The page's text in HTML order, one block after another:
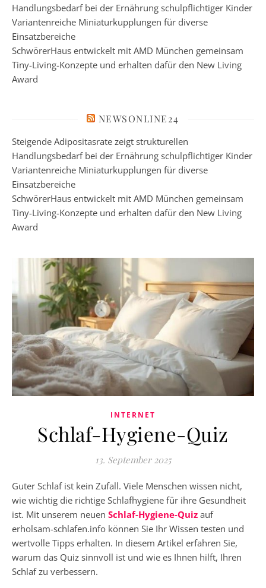
Handlungsbedarf bei der Ernährung schulpflichtiger Kinder
Variantenreiche Miniaturkupplungen für diverse
Einsatzbereiche
SchwörerHaus entwickelt mit AMD München gemeinsam
Tiny-Living-Konzepte und erhalten dafür den New Living
Award
NEWSONLINE24
Steigende Adipositasrate zeigt strukturellen
Handlungsbedarf bei der Ernährung schulpflichtiger Kinder
Variantenreiche Miniaturkupplungen für diverse
Einsatzbereiche
SchwörerHaus entwickelt mit AMD München gemeinsam
Tiny-Living-Konzepte und erhalten dafür den New Living
Award
INTERNET
Schlaf-Hygiene-Quiz
13. September 2025
Guter Schlaf ist kein Zufall. Viele Menschen wissen nicht,
wie wichtig die richtige Schlafhygiene für ihre Gesundheit
ist. Mit unserem neuen Schlaf-Hygiene-Quiz auf
erholsam-schlafen.info können Sie Ihr Wissen testen und
wertvolle Tipps erhalten. In diesem Artikel erfahren Sie,
warum das Quiz sinnvoll ist und wie es Ihnen hilft, Ihren
Schlaf zu verbessern.